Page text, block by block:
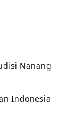
Nanang
Indonesia